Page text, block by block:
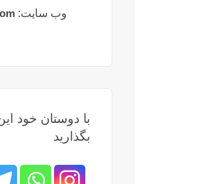
وب سایت:
با دوستان خود
بگذارید